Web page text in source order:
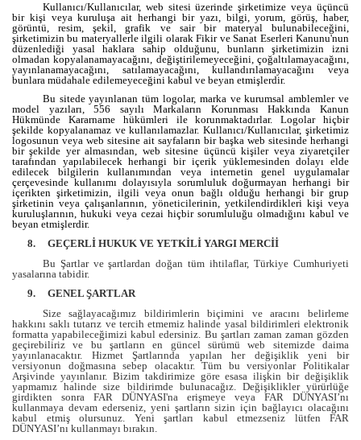
Kullanıcı/Kullanıcılar, web sitesi üzerinde şirketimize veya üçüncü
bir kişi veya kuruluşa ait herhangi bir yazı, bilgi, yorum, görüş, haber,
görüntü, resim, şekil, grafik ve sair bir materyal bulunabileceğini,
şirketimizin bu materyallerle ilgili olarak Fikir ve Sanat Eserleri Kanunu'nun
düzenlediği yasal haklara sahip olduğunu, bunların şirketimizin izni
olmadan kopyalanamayacağını, değiştirilemeyeceğini, çoğaltılamayacağını,
yayınlanamayacağını, satılamayacağını, kullandırılamayacağını veya
bunlara müdahale edilemeyeceğini kabul ve beyan etmişlerdir.
Bu sitede yayınlanan tüm logolar, marka ve kurumsal amblemler ve
model yazıları, 556 sayılı Markaların Korunması Hakkında Kanun
Hükmünde Kararname hükümleri ile korunmaktadırlar. Logolar hiçbir
şekilde kopyalanamaz ve kullanılamazlar. Kullanıcı/Kullanıcılar, şirketimiz
logosunun veya web sitesine ait sayfaların bir başka web sitesinde herhangi
bir şekilde yer almasından, web sitesine üçüncü kişiler veya ziyaretçiler
tarafından yapılabilecek herhangi bir içerik yüklemesinden dolayı elde
edilecek bilgilerin kullanımından veya internetin genel uygulamalar
çerçevesinde kullanımı dolayısıyla sorumluluk doğurmayan herhangi bir
içerikten şirketimizin, ilgili veya onun bağlı olduğu herhangi bir grup
şirketinin veya çalışanlarının, yöneticilerinin, yetkilendirdikleri kişi veya
kuruluşlarının, hukuki veya cezai hiçbir sorumluluğu olmadığını kabul ve
beyan etmişlerdir.
8.
GEÇERLİ HUKUK VE YETKİLİ YARGI MERCİİ
Bu Şartlar ve şartlardan doğan tüm ihtilaflar, Türkiye Cumhuriyeti
yasalarına tabidir.
9.
GENEL ŞARTLAR
Size sağlayacağımız bildirimlerin biçimini ve aracını belirleme
hakkını saklı tutarız ve tercih etmemiz halinde yasal bildirimleri elektronik
formatta yapabileceğimizi kabul edersiniz. Bu şartları zaman zaman gözden
geçirebiliriz ve bu şartların en güncel sürümü web sitemizde daima
yayınlanacaktır. Hizmet Şartlarında yapılan her değişiklik yeni bir
versiyonun doğmasına sebep olacaktır. Tüm bu versiyonlar Politikalar
Arşivinde yayınlanır. Bizim takdirimize göre esasa ilişkin bir değişiklik
yapmamız halinde size bildirimde bulunacağız. Değişiklikler yürürlüğe
girdikten sonra FAR DÜNYASI'na erişmeye veya FAR DÜNYASI’nı
kullanmaya devam ederseniz, yeni şartların sizin için bağlayıcı olacağını
kabul etmiş olursunuz. Yeni şartları kabul etmezseniz lütfen FAR
DÜNYASI’nı kullanmayı bırakın.